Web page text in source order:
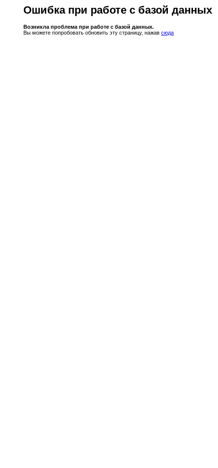
Ошибка при работе с базой данных
Возникла проблема при работе с базой данных.
Вы можете попробовать обновить эту страницу, нажав сюда